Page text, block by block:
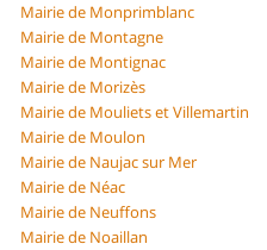
Mairie de Monprimblanc
Mairie de Montagne
Mairie de Montignac
Mairie de Morizès
Mairie de Mouliets et Villemartin
Mairie de Moulon
Mairie de Naujac sur Mer
Mairie de Néac
Mairie de Neuffons
Mairie de Noaillan